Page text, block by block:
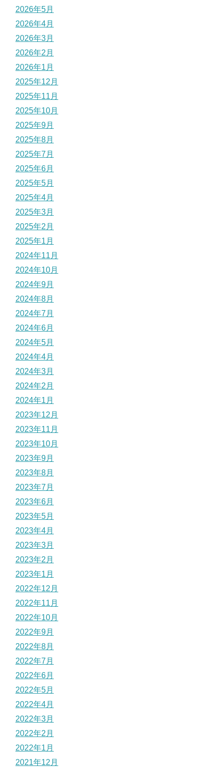
2026年5月
2026年4月
2026年3月
2026年2月
2026年1月
2025年12月
2025年11月
2025年10月
2025年9月
2025年8月
2025年7月
2025年6月
2025年5月
2025年4月
2025年3月
2025年2月
2025年1月
2024年11月
2024年10月
2024年9月
2024年8月
2024年7月
2024年6月
2024年5月
2024年4月
2024年3月
2024年2月
2024年1月
2023年12月
2023年11月
2023年10月
2023年9月
2023年8月
2023年7月
2023年6月
2023年5月
2023年4月
2023年3月
2023年2月
2023年1月
2022年12月
2022年11月
2022年10月
2022年9月
2022年8月
2022年7月
2022年6月
2022年5月
2022年4月
2022年3月
2022年2月
2022年1月
2021年12月